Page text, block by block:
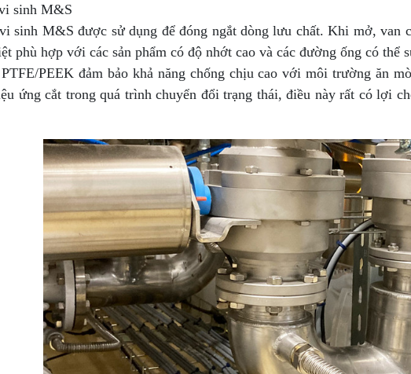
sinh M&S
sinh M&S được sử dụng để đóng ngắt dòng lưu chất. Khi mở, van
phù hợp với các sản phẩm có độ nhớt cao và các đường ống có thể
PEEK đảm bảo khả năng chống chịu cao với môi trường ăn
ứng cắt trong quá trình chuyển đổi trạng thái, điều này rất có lợi